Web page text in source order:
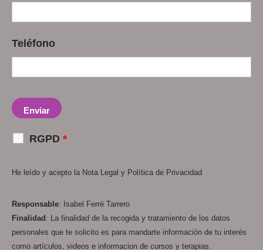
Teléfono
RGPD *
He leído y acepto la Nota Legal y Política de Privacidad
Responsable: Isabel Ferré Tarrero
Finalidad : La finalidad de la recogida y tratamiento de los datos
personales que te solicito es para mandarte información de tu interés
como artículos, videos e informacion de cursos y terapias.